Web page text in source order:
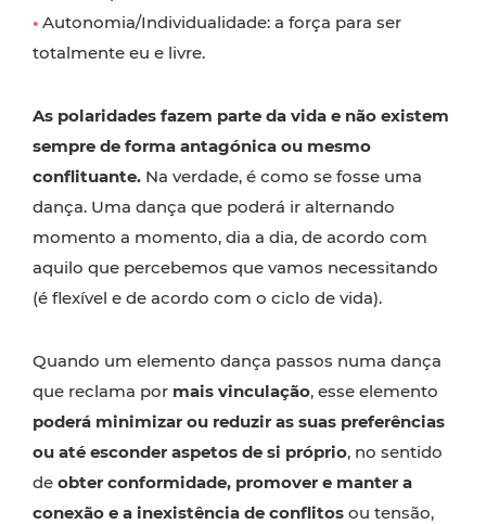
• Autonomia/Individualidade: a força para ser
totalmente eu e livre.
As polaridades fazem parte da vida e não existem
sempre de forma antagónica ou mesmo
conflituante. Na verdade, é como se fosse uma
dança. Uma dança que poderá ir alternando
momento a momento, dia a dia, de acordo com
aquilo que percebemos que vamos necessitando
(é flexível e de acordo com o ciclo de vida).
Quando um elemento dança passos numa dança
que reclama por mais vinculação, esse elemento
poderá minimizar ou reduzir as suas preferências
ou até esconder aspetos de si próprio, no sentido
de obter conformidade, promover e manter a
conexão e a inexistência de conflitos ou tensão,